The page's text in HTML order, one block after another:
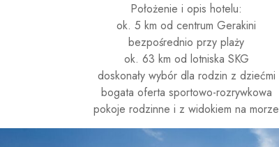
Położenie i opis hotelu:
ok. 5 km od centrum Gerakini
bezpośrednio przy plaży
ok. 63 km od lotniska SKG
doskonały wybór dla rodzin z dziećmi
bogata oferta sportowo-rozrywkowa
pokoje rodzinne i z widokiem na morze